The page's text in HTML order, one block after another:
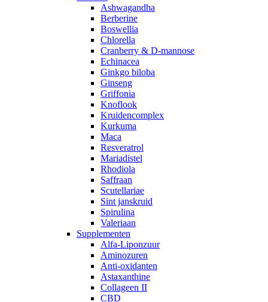
Ashwagandha
Berberine
Boswellia
Chlorella
Cranberry & D-mannose
Echinacea
Ginkgo biloba
Ginseng
Griffonia
Knoflook
Kruidencomplex
Kurkuma
Maca
Resveratrol
Mariadistel
Rhodiola
Saffraan
Scutellariae
Sint janskruid
Spirulina
Valeriaan
Supplementen
Alfa-Liponzuur
Aminozuren
Anti-oxidanten
Astaxanthine
Collageen II
CBD